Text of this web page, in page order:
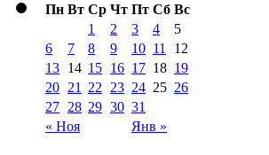
Пн Вт Ср Чт Пт Сб Вс
« Ноя Янв »
1 2 3 4
5
6
7 8 9 10 11
12
13 14 15 16 17 18 19
20 21 22 23 24 25 26
27 28 29 30 31